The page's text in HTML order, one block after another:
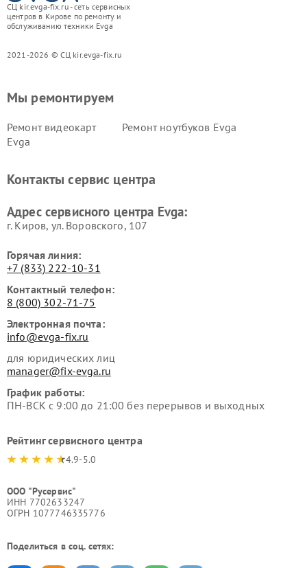
СЦ kir.evga-fix.ru - сеть сервисных
центров в Кирове по ремонту и
обслуживанию техники Evga
2021-2026 © СЦ kir.evga-fix.ru
Мы ремонтируем
Ремонт видеокарт
Evga
Ремонт ноутбуков Evga
Контакты сервис центра
Адрес сервисного центра Evga:
г. Киров, ул. Воровского, 107
Горячая линия:
+7 (833) 222-10-31
Контактный телефон:
8 (800) 302-71-75
Электронная почта:
info@evga-fix.ru
для юридических лиц
manager@fix-evga.ru
График работы:
ПН-ВСК с 9:00 до 21:00 без перерывов и выходных
Рейтинг сервисного центра
4.9-5.0
ООО "Русервис"
ИНН 7702633247
ОГРН 1077746335776
Поделиться в соц. сетях: